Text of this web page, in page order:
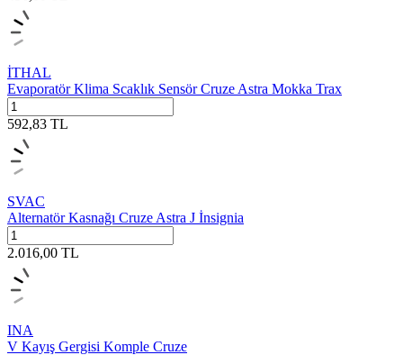
İTHAL
Evaporatör Klima Scaklık Sensör Cruze Astra Mokka Trax
592,83 TL
SVAC
Alternatör Kasnağı Cruze Astra J İnsignia
2.016,00 TL
INA
V Kayış Gergisi Komple Cruze